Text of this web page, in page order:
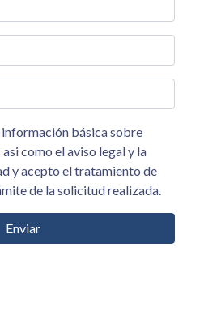
de
de la solicitud realizada.
Enviar